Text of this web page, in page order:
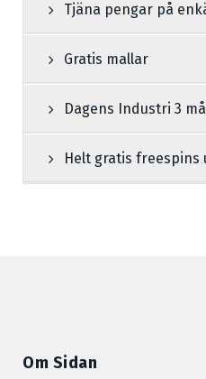
Tjäna pengar på
Gratis mallar
Dagens Industri 3
Helt gratis
Om Sidan